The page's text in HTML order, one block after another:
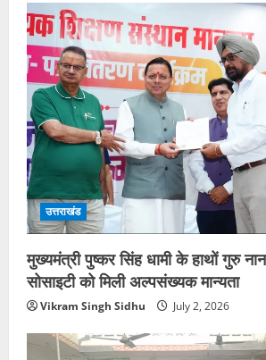
उत्तराखंड
मुख्यमंत्री पुष्कर सिंह धामी के हाथों गुरु
सोसाइटी को मिली अल्पसंख्यक मान्यता
Vikram Singh Sidhu July 2, 2026